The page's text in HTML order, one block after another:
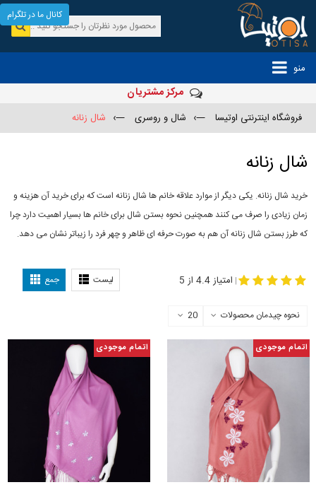
منو
مرکز مشتریان
فروشگاه اینترنتی اوتیسا —› شال و روسری —› شال زنانه
شال زنانه
خرید شال زنانه. یکی دیگر از موارد علاقه خانم ها شال زنانه است که برای خرید آن هزینه و
زمان زیادی را صرف می کنند همچنین نحوه بستن شال برای خانم ها بسیار اهمیت دارد چرا
که طرز بستن شال زنانه آن هم به صورت حرفه ای ظاهر و چهر فرد را زیباتر نشان می دهد.
لیست جمع | امتیاز 4.4 از 5
نحوه چیدمان محصولات 20
اتمام موجودی اتمام موجودی
کانال ما در تلگرام